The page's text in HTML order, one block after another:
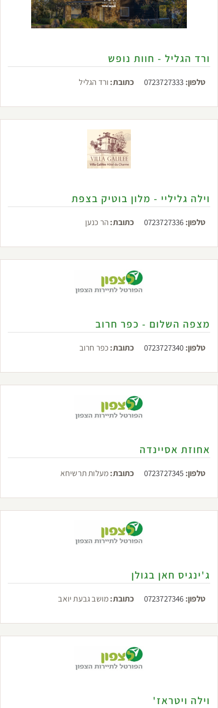
ורד הגליל - חוות נופש
טלפון: 0723727333 כתובת: ורד הגליל
וילה גליליי - מלון בוטיק בצפת
טלפון: 0723727336 כתובת:הר כנען
מצפה השלום - כפר חרוב
טלפון: 0723727340 כתובת: כפר חרוב
אחוזת אסיינדה
טלפון: 0723727345 כתובת:מעלות תרשיחא
ג'ינגיס חאן בגולן
טלפון: 0723727346 כתובת:מושב גבעת יואב
וילה ויטראז'